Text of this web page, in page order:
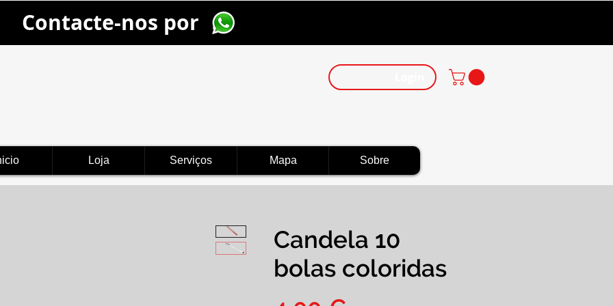
Contacte-nos por
Loja Serviços Mapa Sobre
Candela 10
bolas coloridas